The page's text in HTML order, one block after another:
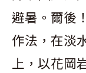
避暑。爾後
作法，在淡
上，以花岡